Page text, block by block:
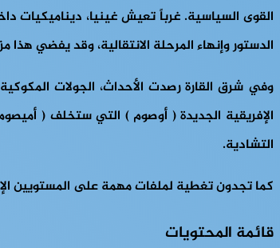
القوى السياسية. غرباً تعيش غينيا، ديناميكيات
الدستور وإنهاء المرحلة الانتقالية، وقد يفضي هذا
وفي شرق القارة رصدت الأحداث، الجولات
الإفريقية الجديدة ( أوصوم ) التي ستخلف (
التشادية.
كما تجدون تغطية لملفات مهمة على المستويين
قائمة المحتويات